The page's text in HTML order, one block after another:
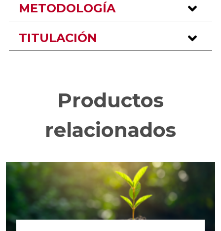
METODOLOGÍA
TITULACIÓN
Productos
relacionados